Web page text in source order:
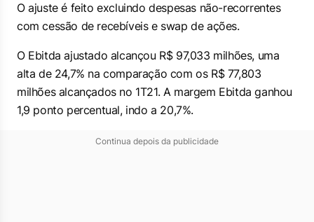
O ajuste é feito excluindo despesas não-recorrentes
com cessão de recebíveis e swap de ações.
O Ebitda ajustado alcançou R$ 97,033 milhões, uma
alta de 24,7% na comparação com os R$ 77,803
milhões alcançados no 1T21. A margem Ebitda ganhou
1,9 ponto percentual, indo a 20,7%.
Continua depois da publicidade